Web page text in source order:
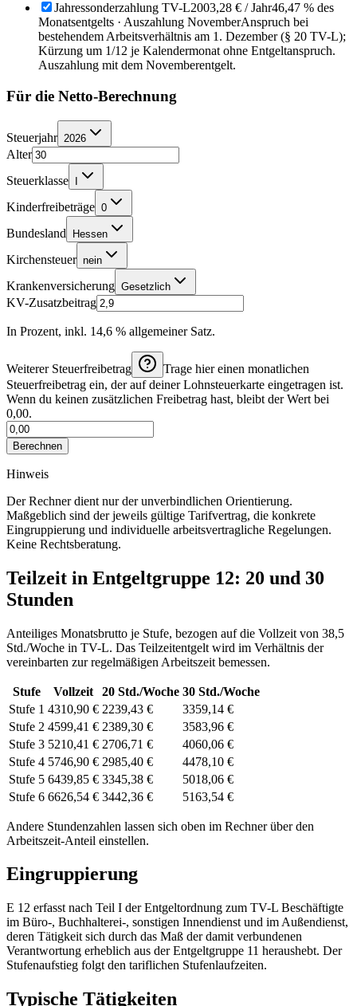
Jahressonderzahlung TV-L2003,28 € / Jahr46,47 % des
Monatsentgelts · Auszahlung NovemberAnspruch bei
bestehendem Arbeitsverhältnis am 1. Dezember (§ 20 TV-L);
Kürzung um 1/12 je Kalendermonat ohne Entgeltanspruch.
Auszahlung mit dem Novemberentgelt.
Für die Netto-Berechnung
Steuerjahr 2026
Alter
Steuerklasse
Kinderfreibeträge 0
Bundesland Hessen
Kirchensteuer nein
Krankenversicherung Gesetzlich
KV-Zusatzbeitrag
In Prozent, inkl. 14,6 % allgemeiner Satz.
Weiterer Steuerfreibetrag
Trage hier einen monatlichen
Steuerfreibetrag ein, der auf deiner Lohnsteuerkarte eingetragen ist.
Wenn du keinen zusätzlichen Freibetrag hast, bleibt der Wert bei
0,00.
Berechnen
Hinweis
Der Rechner dient nur der unverbindlichen Orientierung.
Maßgeblich sind der jeweils gültige Tarifvertrag, die konkrete
Eingruppierung und individuelle arbeitsvertragliche Regelungen.
Keine Rechtsberatung.
Teilzeit in Entgeltgruppe 12: 20 und 30
Stunden
Anteiliges Monatsbrutto je Stufe, bezogen auf die Vollzeit von 38,5
Std./Woche in TV-L. Das Teilzeitentgelt wird im Verhältnis der
vereinbarten zur regelmäßigen Arbeitszeit bemessen.
Stufe Vollzeit 20 Std./Woche 30 Std./Woche
Stufe 1 4310,90 € 2239,43 €
3359,14 €
Stufe 2 4599,41 € 2389,30 €
3583,96 €
Stufe 3 5210,41 € 2706,71 €
4060,06 €
Stufe 4 5746,90 € 2985,40 €
4478,10 €
Stufe 5 6439,85 € 3345,38 €
5018,06 €
Stufe 6 6626,54 € 3442,36 € 5163,54 €
Andere Stundenzahlen lassen sich oben im Rechner über den
Arbeitszeit-Anteil einstellen.
Eingruppierung
E 12 erfasst nach Teil I der Entgeltordnung zum TV-L Beschäftigte
im Büro-, Buchhalterei-, sonstigen Innendienst und im Außendienst,
deren Tätigkeit sich durch das Maß der damit verbundenen
Verantwortung erheblich aus der Entgeltgruppe 11 heraushebt. Der
Stufenaufstieg folgt den tariflichen Stufenlaufzeiten.
Typische Tätigkeiten